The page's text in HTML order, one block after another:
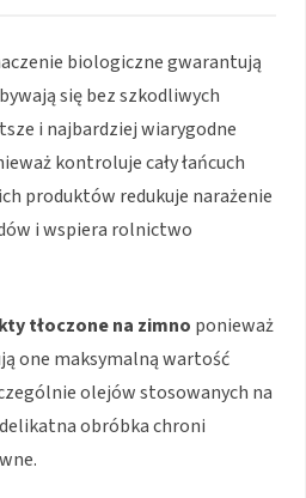
biologiczne gwarantują
się bez szkodliwych
i najbardziej wiarygodne
kontroluje cały łańcuch
produktów redukuje narażenie
i wspiera rolnictwo
tłoczone na zimno ponieważ
one maksymalną wartość
olejów stosowanych na
obróbka chroni